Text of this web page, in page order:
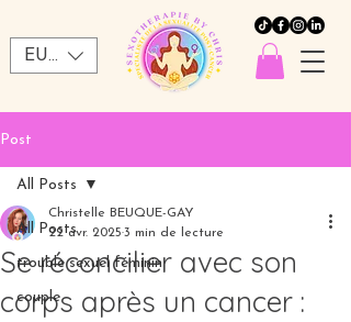
EUR (€)
Post
All Posts
trouble sexuel féminin
couple
All Posts
Se réconcilier avec son
corps après un cancer :
Christelle BEUQUE-GAY
22 avr. 2025 3 min de lecture